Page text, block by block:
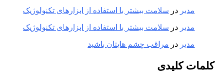
مدیر در سلامت بیشتر با استفاده از ابزارهای تکنولوژیک
مدیر در سلامت بیشتر با استفاده از ابزارهای تکنولوژیک
مدیر در مراقب چشم هایتان باشید
کلمات کلیدی